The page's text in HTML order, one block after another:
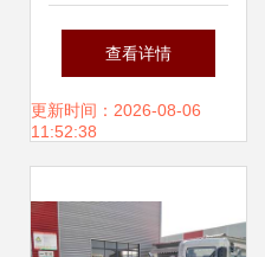
罐车 高效、安全、
可靠的散装物料运
查看详情
更新时间：2026-08-06
11:52:38